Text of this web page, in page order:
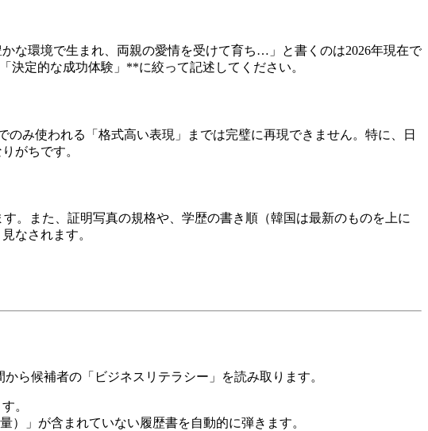
な環境で生まれ、両親の愛情を受けて育ち…」と書くのは2026年現在で
定的な成功体験」**に絞って記述してください。
み使われる「格式高い表現」までは完璧に再現できません。特に、日
がちです。
。また、証明写真の規格や、学歴の書き順（韓国は最新のものを上に
なされます。
ら候補者の「ビジネスリテラシー」を読み取ります。
。
）」が含まれていない履歴書を自動的に弾きます。